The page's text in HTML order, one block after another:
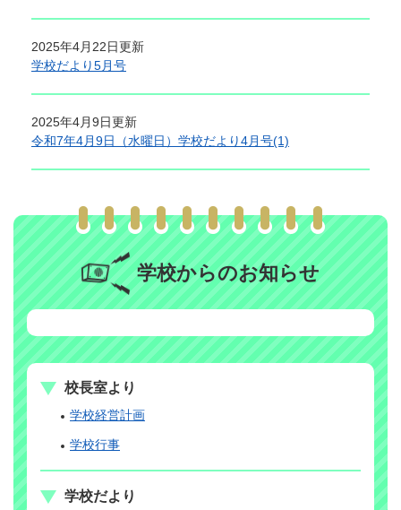
2025年4月22日更新
学校だより5月号
2025年4月9日更新
令和7年4月9日（水曜日）学校だより4月号(1)
学校からのお知らせ
校長室より
学校経営計画
学校行事
学校だより